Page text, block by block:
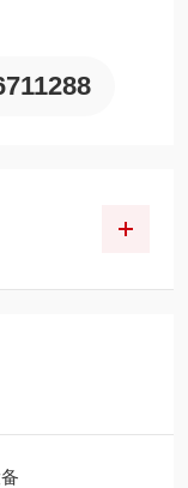
格。各进风过滤器